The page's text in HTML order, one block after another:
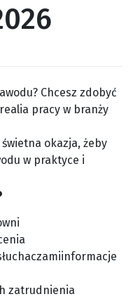
Chcesz zdobyć
pracy w branży
okazja, żeby
w praktyce i
informacje
zatrudnienia